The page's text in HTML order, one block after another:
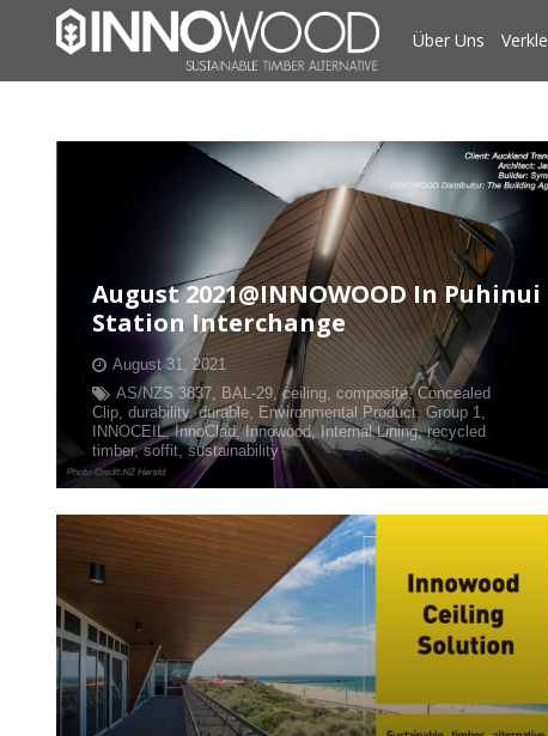
Über Uns
August 2021@INNOWOOD In Puhinui
Station Interchange
August 31, 2021
AS/NZS 3837, BAL-29,ceiling, composite,Concealed
Clip, durability,durable, Environmental Product,Group 1,
INNOCEIL,InnoClad, Innowood, Internal Lining,recycled
timber,soffit,sustainability